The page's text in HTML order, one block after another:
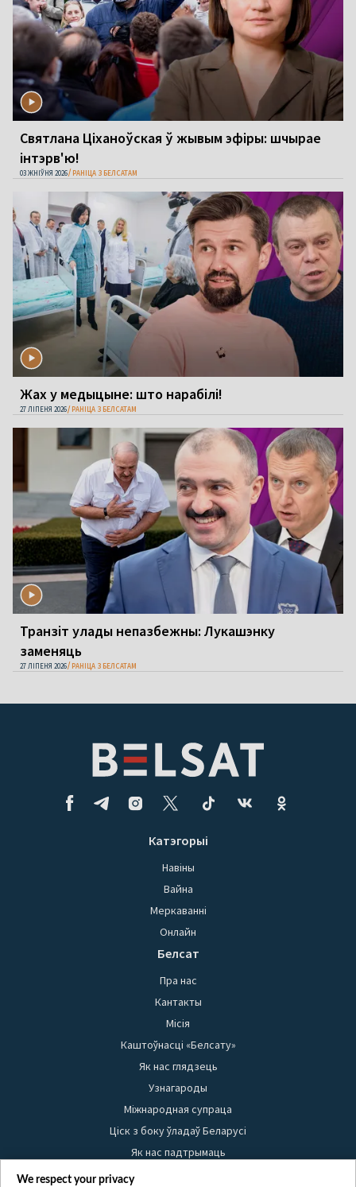
Святлана Ціханоўская ў жывым эфіры: шчырае
інтэрв'ю!
03 ЖНІЎНЯ 2026 РАНІЦА З БЕЛСАТАМ
Жах у медыцыне: што нарабілі!
27 ЛІПЕНЯ 2026 РАНІЦА З БЕЛСАТАМ
Транзіт улады непазбежны: Лукашэнку
заменяць
27 ЛІПЕНЯ 2026 РАНІЦА З БЕЛСАТАМ
Катэгорыі
Навіны
Вайна
Меркаванні
Онлайн
Белсат
Пра нас
Кантакты
Місія
Каштоўнасці «Белсату»
Як нас глядзець
Узнагароды
Міжнародная супраца
Ціск з боку ўладаў Беларусі
Як нас падтрымаць
Правілы выкарыстання матэрыялаў
We respect your privacy